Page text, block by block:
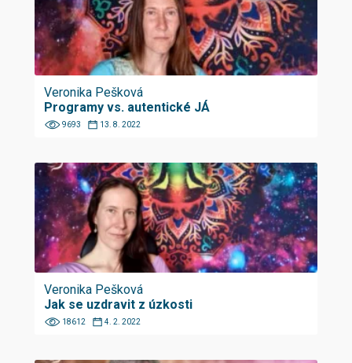
Veronika Pešková
Programy vs. autentické JÁ
9693 13. 8. 2022
Veronika Pešková
Jak se uzdravit z úzkosti
18612 4. 2. 2022